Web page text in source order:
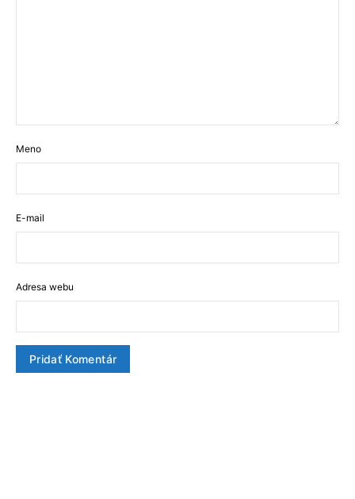
Meno
E-mail
Adresa webu